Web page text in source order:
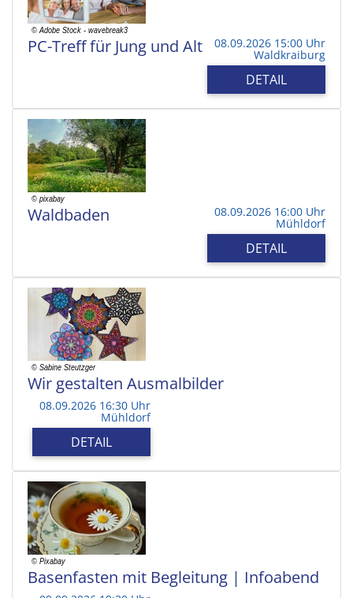
PC-Treff für Jung und Alt 08.09.2026 15:00 Uhr
Waldkraiburg
DETAIL
Waldbaden 08.09.2026 16:00 Uhr
Mühldorf
DETAIL
Wir gestalten Ausmalbilder
08.09.2026 16:30 Uhr
Mühldorf
DETAIL
Basenfasten mit Begleitung | Infoabend